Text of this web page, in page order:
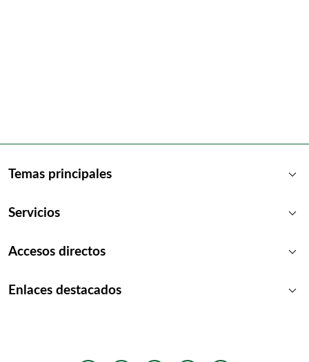
Temas principales keyboard_arrow_down
Servicios keyboard_arrow_down
Accesos directos keyboard_arrow_down
Enlaces destacados keyboard_arrow_down